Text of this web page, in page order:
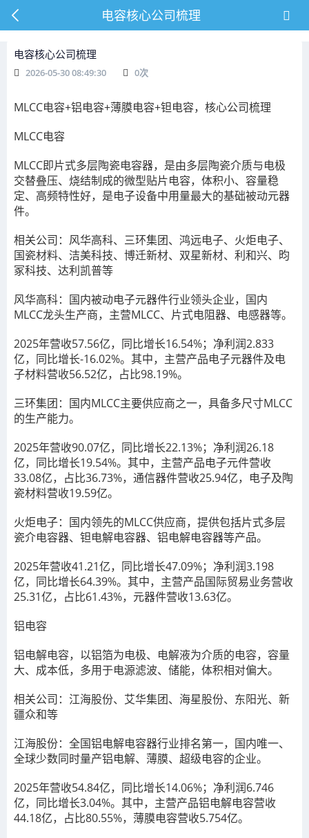
电容核心公司梳理
电容核心公司梳理
2026-05-30 08:49:30 0次
MLCC电容+铝电容+薄膜电容+钽电容，核心公司梳理
MLCC电容
MLCC即片式多层陶瓷电容器，是由多层陶瓷介质与电极
交替叠压、烧结制成的微型贴片电容，体积小、容量稳
定、高频特性好，是电子设备中用量最大的基础被动元器
件。
相关公司：风华高科、三环集团、鸿远电子、火炬电子、
国瓷材料、洁美科技、博迁新材、双星新材、利和兴、昀
冢科技、达利凯普等
风华高科：国内被动电子元器件行业领头企业，国内
MLCC龙头生产商，主营MLCC、片式电阻器、电感器等。
2025年营收57.56亿，同比增长16.54%；净利润2.833
亿，同比增长-16.02%。其中，主营产品电子元器件及电
子材料营收56.52亿，占比98.19%。
三环集团：国内MLCC主要供应商之一，具备多尺寸MLCC
的生产能力。
2025年营收90.07亿，同比增长22.13%；净利润26.18
亿，同比增长19.54%。其中，主营产品电子元件营收
33.08亿，占比36.73%，通信器件营收25.94亿，电子及陶
瓷材料营收19.59亿。
火炬电子：国内领先的MLCC供应商，提供包括片式多层
瓷介电容器、钽电解电容器、铝电解电容器等产品。
2025年营收41.21亿，同比增长47.09%；净利润3.198
亿，同比增长64.39%。其中，主营产品国际贸易业务营收
25.31亿，占比61.43%，元器件营收13.63亿。
铝电容
铝电解电容，以铝箔为电极、电解液为介质的电容，容量
大、成本低，多用于电源滤波、储能，体积相对偏大。
相关公司：江海股份、艾华集团、海星股份、东阳光、新
疆众和等
江海股份：全国铝电解电容器行业排名第一，国内唯一、
全球少数同时量产铝电解、薄膜、超级电容的企业。
2025年营收54.84亿，同比增长14.06%；净利润6.746
亿，同比增长3.04%。其中，主营产品铝电解电容营收
44.18亿，占比80.55%，薄膜电容营收5.754亿。